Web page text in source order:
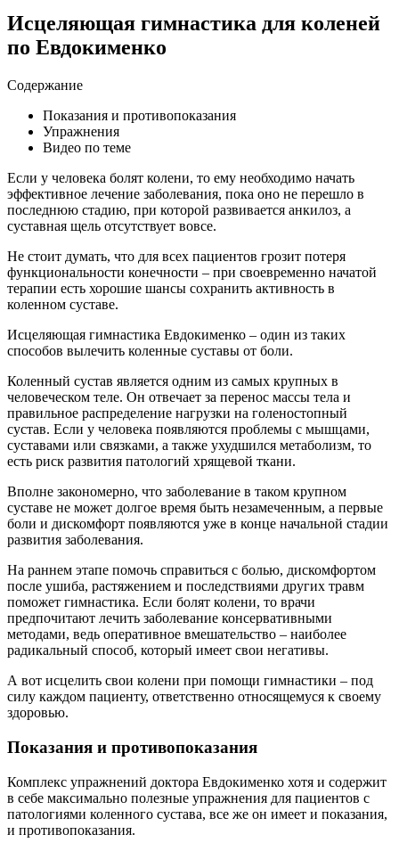
Исцеляющая гимнастика для коленей
по Евдокименко
Содержание
Показания и противопоказания
Упражнения
Видео по теме
Если у человека болят колени, то ему необходимо начать
эффективное лечение заболевания, пока оно не перешло в
последнюю стадию, при которой развивается анкилоз, а
суставная щель отсутствует вовсе.
Не стоит думать, что для всех пациентов грозит потеря
функциональности конечности – при своевременно начатой
терапии есть хорошие шансы сохранить активность в
коленном суставе.
Исцеляющая гимнастика Евдокименко – один из таких
способов вылечить коленные суставы от боли.
Коленный сустав является одним из самых крупных в
человеческом теле. Он отвечает за перенос массы тела и
правильное распределение нагрузки на голеностопный
сустав. Если у человека появляются проблемы с мышцами,
суставами или связками, а также ухудшился метаболизм, то
есть риск развития патологий хрящевой ткани.
Вполне закономерно, что заболевание в таком крупном
суставе не может долгое время быть незамеченным, а первые
боли и дискомфорт появляются уже в конце начальной стадии
развития заболевания.
На раннем этапе помочь справиться с болью, дискомфортом
после ушиба, растяжением и последствиями других травм
поможет гимнастика. Если болят колени, то врачи
предпочитают лечить заболевание консервативными
методами, ведь оперативное вмешательство – наиболее
радикальный способ, который имеет свои негативы.
А вот исцелить свои колени при помощи гимнастики – под
силу каждом пациенту, ответственно относящемуся к своему
здоровью.
Показания и противопоказания
Комплекс упражнений доктора Евдокименко хотя и содержит
в себе максимально полезные упражнения для пациентов с
патологиями коленного сустава, все же он имеет и показания,
и противопоказания.